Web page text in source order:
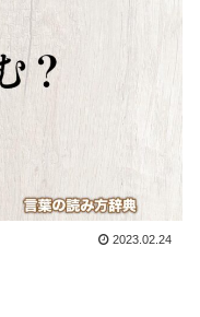
2023.02.24